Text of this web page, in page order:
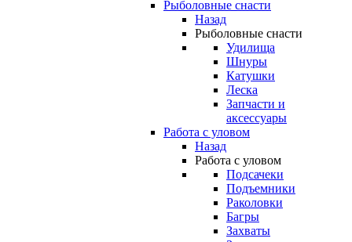
Рыболовные снасти
Назад
Рыболовные снасти
Удилища
Шнуры
Катушки
Леска
Запчасти и
аксессуары
Работа с уловом
Назад
Работа с уловом
Подсачеки
Подъемники
Раколовки
Багры
Захваты